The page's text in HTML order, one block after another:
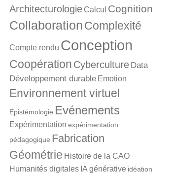
Architecturologie Calcul Cognition
CollaborationComplexité
Compte rendu Conception
Coopération Cyberculture Data
Développement durable Emotion
Environnement virtuel
Epistémologie Evénements
Expérimentation expérimentation
pédagogique Fabrication
Géométrie Histoire de la CAO
Humanités digitales IA générative idéation